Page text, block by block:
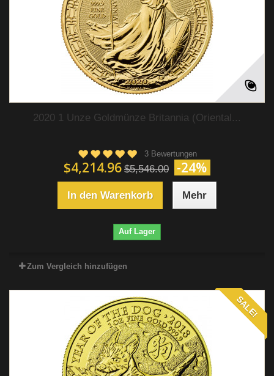
2020 1 Unze Goldmünze Britannia (Oriental...
3 Bewertungen
$4,214.96 $5,546.00 -24%
In den Warenkorb Mehr
Auf Lager
Zum Vergleich hinzufügen
SALE!